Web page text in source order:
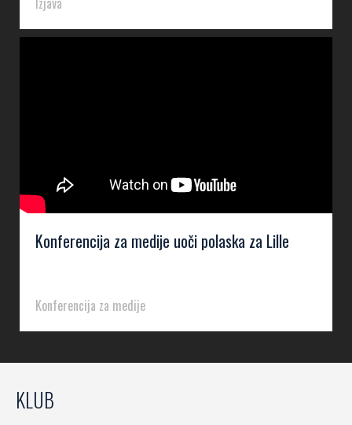
Konferencija za medije uoči polaska za Lille
Konferencija za medije
KLUB